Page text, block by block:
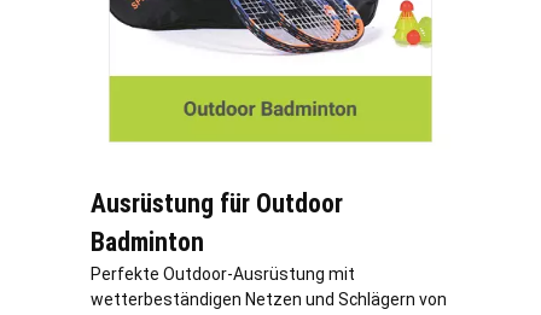
Ausrüstung für Outdoor
Badminton
Perfekte Outdoor-Ausrüstung mit
wetterbeständigen Netzen und Schlägern von